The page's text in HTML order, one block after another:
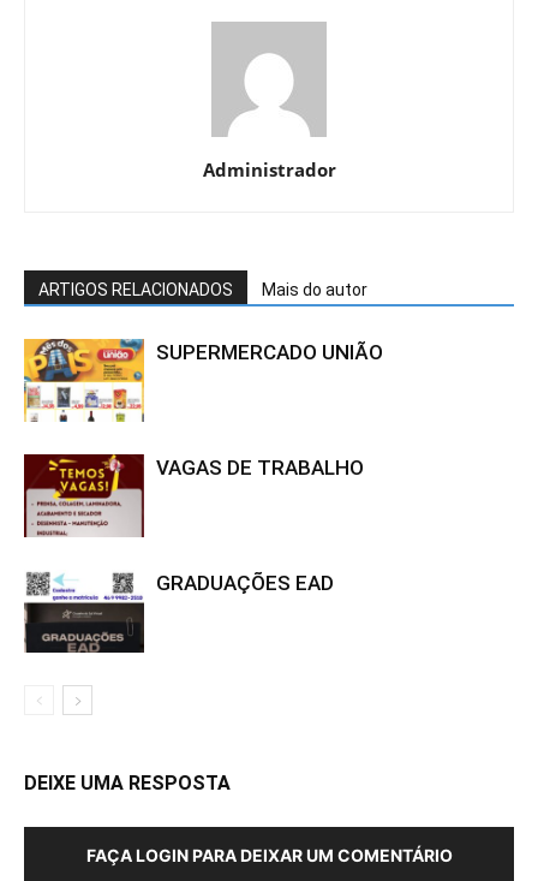
Administrador
ARTIGOS RELACIONADOS Mais do autor
SUPERMERCADO UNIÃO
VAGAS DE TRABALHO
GRADUAÇÕES EAD
DEIXE UMA RESPOSTA
FAÇA LOGIN PARA DEIXAR UM COMENTÁRIO